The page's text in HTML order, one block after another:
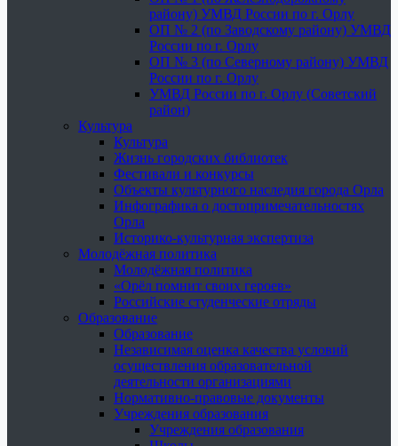
району) УМВД России по г. Орлу
ОП № 2 (по Заводскому району) УМВД
России по г. Орлу
ОП № 3 (по Северному району) УМВД
России по г. Орлу
УМВД России по г. Орлу (Советский
район)
Культура
Культура
Жизнь городских библиотек
Фестивали и конкурсы
Объекты культурного наследия города Орла
Инфографика о достопримечательностях
Орла
Историко-культурная экспертиза
Молодёжная политика
Молодёжная политика
«Орёл помнит своих героев»
Российские студенческие отряды
Образование
Образование
Независимая оценка качества условий
осуществления образовательной
деятельности организациями
Нормативно-правовые документы
Учреждения образования
Учреждения образования